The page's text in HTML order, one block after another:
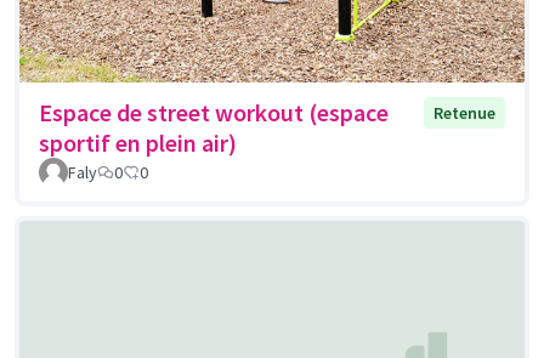
Espace de street workout (espace
sportif en plein air)
Retenue
Faly 0 0